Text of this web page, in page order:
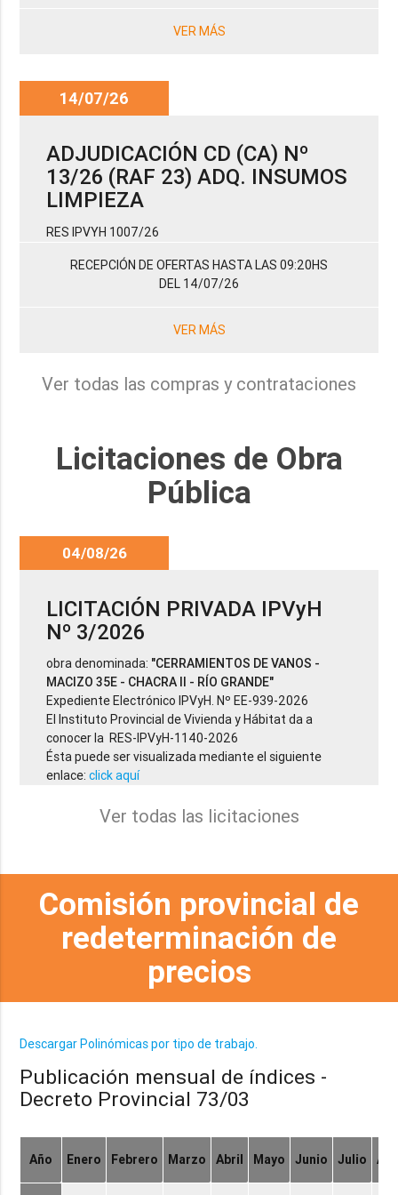
VER MÁS
14/07/26
ADJUDICACIÓN CD (CA) Nº
13/26 (RAF 23) ADQ. INSUMOS
LIMPIEZA
RES IPVYH 1007/26
RECEPCIÓN DE OFERTAS HASTA LAS 09:20HS
DEL 14/07/26
VER MÁS
Ver todas las compras y contrataciones
Licitaciones de Obra
Pública
04/08/26
LICITACIÓN PRIVADA IPVyH
Nº 3/2026
obra denominada: "CERRAMIENTOS DE VANOS -
MACIZO 35E - CHACRA II - RÍO GRANDE"
Expediente Electrónico IPVyH. Nº EE-939-2026
El Instituto Provincial de Vivienda y Hábitat da a
conocer la RES-IPVyH-1140-2026
Ésta puede ser visualizada mediante el siguiente
enlace:click aquí
Ver todas las licitaciones
Comisión provincial de
redeterminación de
precios
Descargar Polinómicas por tipo de trabajo.
Publicación mensual de índices -
Decreto Provincial 73/03
Año Enero Febrero Marzo Abril Mayo Junio Julio